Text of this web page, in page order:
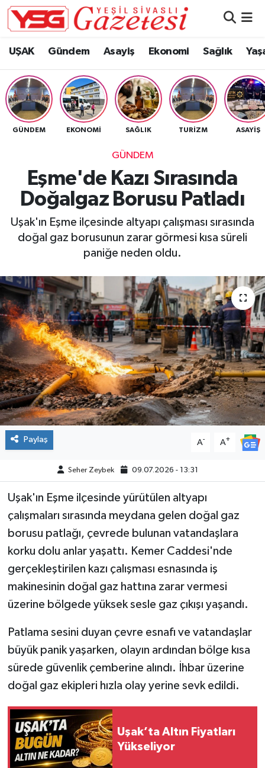
UŞAK Gündem Asayiş Ekonomi Sağlık
GÜNDEM EKONOMI SAĞLIK TURIZM ASAYIŞ
GÜNDEM
Eşme'de Kazı Sırasında
Doğalgaz Borusu Patladı
Uşak'ın Eşme ilçesinde altyapı çalışması sırasında
doğal gaz borusunun zarar görmesi kısa süreli
paniğe neden oldu.
Paylaş A- A+
Seher Zeybek 09.07.2026 - 13:31
Uşak'ın Eşme ilçesinde yürütülen altyapı
çalışmaları sırasında meydana gelen doğal gaz
borusu patlağı, çevrede bulunan vatandaşlara
korku dolu anlar yaşattı. Kemer Caddesi'nde
gerçekleştirilen kazı çalışması esnasında iş
makinesinin doğal gaz hattına zarar vermesi
üzerine bölgede yüksek sesle gaz çıkışı yaşandı.
Patlama sesini duyan çevre esnafı ve vatandaşlar
büyük panik yaşarken, olayın ardından bölge kısa
sürede güvenlik çemberine alındı. İhbar üzerine
doğal gaz ekipleri hızla olay yerine sevk edildi.
Uşak’ta Altın Fiyatları
Yükseliyor
Hava Durumu
Namaz Vakitleri
Trafik Durumu
Tüm Manşetler
Son Dakika Haberleri
Haber Arşivi